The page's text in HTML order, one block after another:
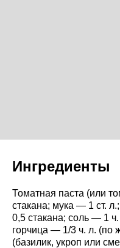
Ингредиенты
Томатная паста (или
стакана; мука — 1 ст.
0,5 стакана; соль — 1
горчица — 1/3 ч. л. (по
(базилик, укроп или